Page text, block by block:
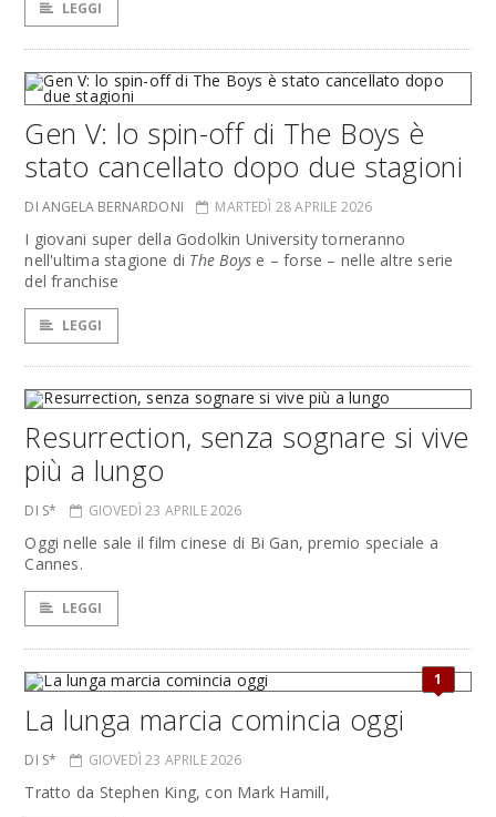
LEGGI
Gen V: lo spin-off di The Boys è
stato cancellato dopo due stagioni
DI ANGELA BERNARDONI MARTEDÌ 28 APRILE 2026
I giovani super della Godolkin University torneranno
nell'ultima stagione di The Boys e – forse – nelle altre serie
del franchise
LEGGI
Resurrection, senza sognare si vive
più a lungo
DI S* GIOVEDÌ 23 APRILE 2026
Oggi nelle sale il film cinese di Bi Gan, premio speciale a
Cannes.
LEGGI
1
La lunga marcia comincia oggi
DI S* GIOVEDÌ 23 APRILE 2026
Tratto da Stephen King, con Mark Hamill,